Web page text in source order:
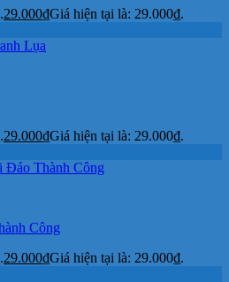
29.000₫Giá hiện tại là: 29.000₫.
29.000₫Giá hiện tại là: 29.000₫.
Công
29.000₫Giá hiện tại là: 29.000₫.